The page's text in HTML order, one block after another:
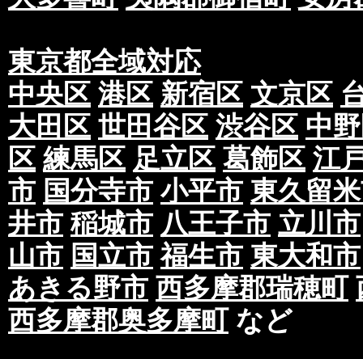
東京都全域対応
中央区 港区 新宿区 文京区
大田区 世田谷区 渋谷区 中
区 練馬区 足立区 葛飾区 江
市 国分寺市 小平市 東久留
井市 稲城市 八王子市 立川市
山市 国立市 福生市 東大和市
あきる野市 西多摩郡瑞穂町
西多摩郡奥多摩町など